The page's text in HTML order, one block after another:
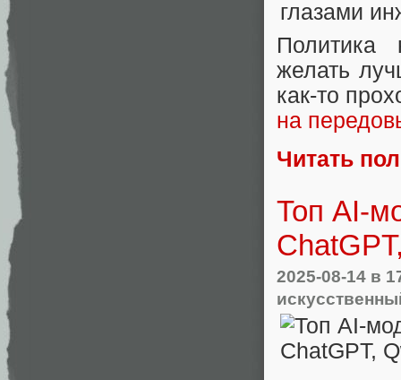
Политика
желать
как-то
на
Читать
Топ AI-
2025-08-14 в